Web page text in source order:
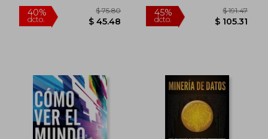
45%
dcto.
$ 106.39
$ 58.52
45%
dcto.
and hands-on (en
Inglés)